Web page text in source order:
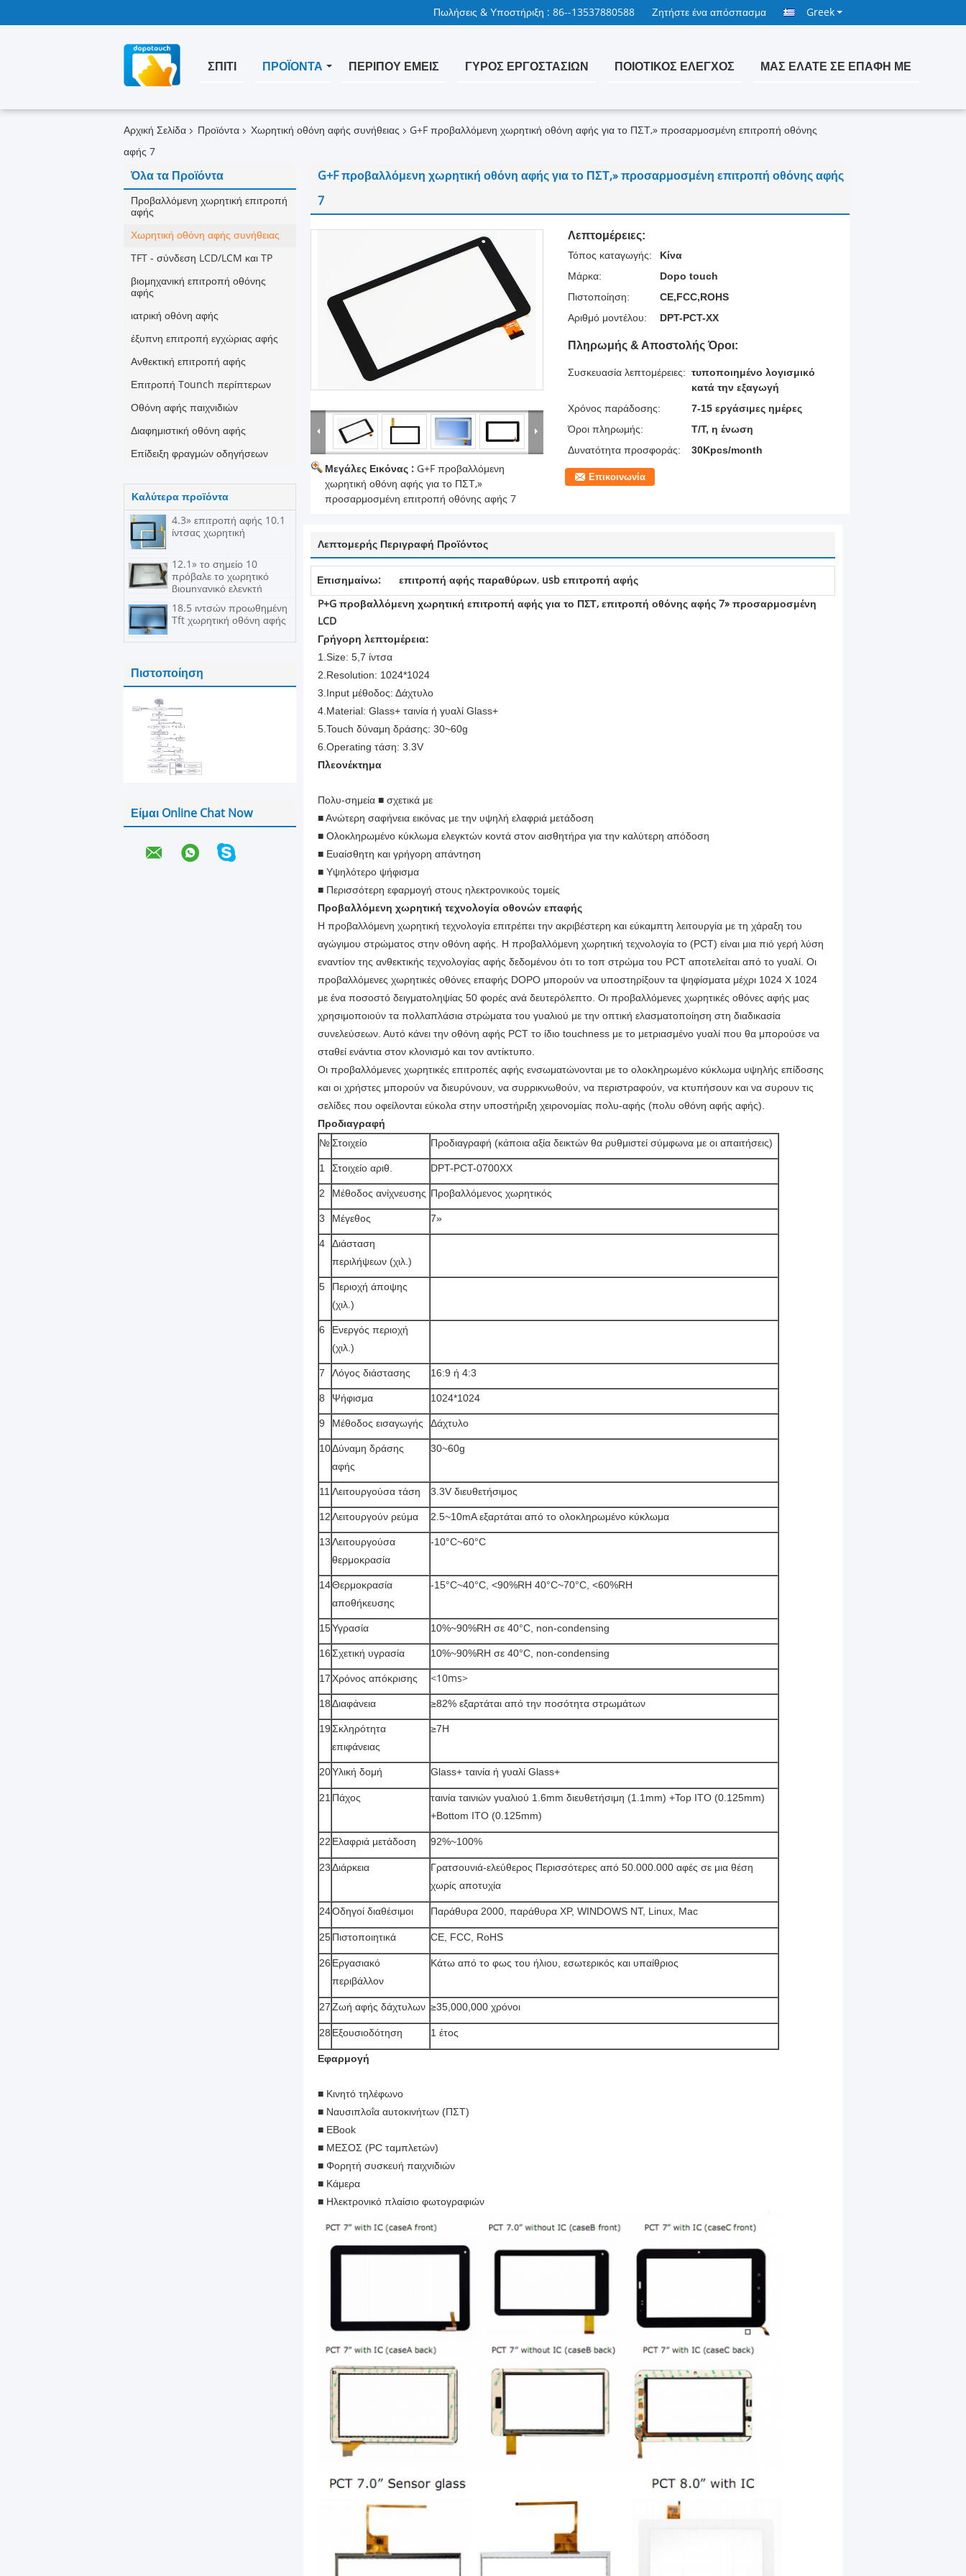
Πωλήσεις & Υποστήριξη : 86--13537880588 Ζητήστε ένα απόσπασμα Greek
ΣΠΊΤΙ ΠΡΟΪΌΝΤΑ ΠΕΡΊΠΟΥ ΕΜΕΊΣ ΓΎΡΟΣ ΕΡΓΟΣΤΑΣΊΩΝ ΠΟΙΟΤΙΚΌΣ ΈΛΕΓΧΟΣ ΜΑΣ ΕΛΆΤΕ ΣΕ ΕΠΑΦΉ ΜΕ
Αρχική Σελίδα Προϊόντα Χωρητική οθόνη αφής συνήθειας
G+F προβαλλόμενη χωρητική οθόνη αφής για το ΠΣΤ,» προσαρμοσμένη επιτροπή οθόνης
αφής 7
Όλα τα Προϊόντα
Προβαλλόμενη χωρητική επιτροπή
αφής
Χωρητική οθόνη αφής συνήθειας
TFT - σύνδεση LCD/LCM και TP
βιομηχανική επιτροπή οθόνης
αφής
ιατρική οθόνη αφής
έξυπνη επιτροπή εγχώριας αφής
Ανθεκτική επιτροπή αφής
Επιτροπή Tounch περίπτερων
Οθόνη αφής παιχνιδιών
Διαφημιστική οθόνη αφής
Επίδειξη φραγμών οδηγήσεων
Καλύτερα προϊόντα
4.3» επιτροπή αφής 10.1
ίντσας χωρητική
12.1» το σημείο 10
πρόβαλε το χωρητικό
βιομηχανικό ελεγκτή
αφής
18.5 ιντσών προωθημένη
Tft χωρητική οθόνη αφής
Πιστοποίηση
Είμαι Online Chat Now
G+F προβαλλόμενη χωρητική οθόνη αφής για το ΠΣΤ,» προσαρμοσμένη επιτροπή οθόνης αφής
7
Μεγάλες Εικόνας : G+F προβαλλόμενη
χωρητική οθόνη αφής για το ΠΣΤ,»
προσαρμοσμένη επιτροπή οθόνης αφής 7
Λεπτομέρειες:
Τόπος καταγωγής:
Κίνα
Μάρκα:
Dopo touch
Πιστοποίηση:
CE,FCC,ROHS
Αριθμό μοντέλου:
DPT-PCT-ΧΧ
Πληρωμής & Αποστολής Όροι:
Συσκευασία λεπτομέρειες: τυποποιημένο λογισμικό
κατά την εξαγωγή
Χρόνος παράδοσης:
7-15 εργάσιμες ημέρες
Όροι πληρωμής:
T/T, η ένωση
Δυνατότητα προσφοράς:
30Kpcs/month
Επικοινωνία
Λεπτομερής Περιγραφή Προϊόντος
Επισημαίνω: επιτροπή αφής παραθύρων, usb επιτροπή αφής
P+G προβαλλόμενη χωρητική επιτροπή αφής για το ΠΣΤ, επιτροπή οθόνης αφής 7» προσαρμοσμένη
LCD
Γρήγορη λεπτομέρεια:
1.Size: 5,7 ίντσα
2.Resolution: 1024*1024
3.Input μέθοδος: Δάχτυλο
4.Material: Glass+ ταινία ή γυαλί Glass+
5.Touch δύναμη δράσης: 30~60g
6.Operating τάση: 3.3V
Πλεονέκτημα
Πολυ-σημεία ■ σχετικά με
■ Ανώτερη σαφήνεια εικόνας με την υψηλή ελαφριά μετάδοση
■ Ολοκληρωμένο κύκλωμα ελεγκτών κοντά στον αισθητήρα για την καλύτερη απόδοση
■ Ευαίσθητη και γρήγορη απάντηση
■ Υψηλότερο ψήφισμα
■ Περισσότερη εφαρμογή στους ηλεκτρονικούς τομείς
Προβαλλόμενη χωρητική τεχνολογία οθονών επαφής
Η προβαλλόμενη χωρητική τεχνολογία επιτρέπει την ακριβέστερη και εύκαμπτη λειτουργία με τη χάραξη του
αγώγιμου στρώματος στην οθόνη αφής. Η προβαλλόμενη χωρητική τεχνολογία το (PCT) είναι μια πιό γερή λύση
εναντίον της ανθεκτικής τεχνολογίας αφής δεδομένου ότι το τοπ στρώμα του PCT αποτελείται από το γυαλί. Οι
προβαλλόμενες χωρητικές οθόνες επαφής DOPO μπορούν να υποστηρίξουν τα ψηφίσματα μέχρι 1024 X 1024
με ένα ποσοστό δειγματοληψίας 50 φορές ανά δευτερόλεπτο. Οι προβαλλόμενες χωρητικές οθόνες αφής μας
χρησιμοποιούν τα πολλαπλάσια στρώματα του γυαλιού με την οπτική ελασματοποίηση στη διαδικασία
συνελεύσεων. Αυτό κάνει την οθόνη αφής PCT το ίδιο touchness με το μετριασμένο γυαλί που θα μπορούσε να
σταθεί ενάντια στον κλονισμό και τον αντίκτυπο.
Οι προβαλλόμενες χωρητικές επιτροπές αφής ενσωματώνονται με το ολοκληρωμένο κύκλωμα υψηλής επίδοσης
και οι χρήστες μπορούν να διευρύνουν, να συρρικνωθούν, να περιστραφούν, να κτυπήσουν και να συρουν τις
σελίδες που οφείλονται εύκολα στην υποστήριξη χειρονομίας πολυ-αφής (πολυ οθόνη αφής αφής).
Προδιαγραφή
№Στοιχείο Προδιαγραφή (κάποια αξία δεικτών θα ρυθμιστεί σύμφωνα με οι απαιτήσεις)
1 Στοιχείο αριθ. DPT-PCT-0700XX
2 Μέθοδος ανίχνευσης Προβαλλόμενος χωρητικός
3 Μέγεθος 7»
4
Διάσταση
περιλήψεων (χιλ.)
5
Περιοχή άποψης
(χιλ.)
6
Ενεργός περιοχή
(χιλ.)
7 Λόγος διάστασης 16:9 ή 4:3
8 Ψήφισμα 1024*1024
9 Μέθοδος εισαγωγής Δάχτυλο
10Δύναμη δράσης
αφής
30~60g
11 Λειτουργούσα τάση 3.3V διευθετήσιμος
12Λειτουργούν ρεύμα 2.5~10mA εξαρτάται από το ολοκληρωμένο κύκλωμα
13Λειτουργούσα
θερμοκρασία
-10°C~60°C
14Θερμοκρασία
αποθήκευσης
-15°C~40°C, <90%RH 40°C~70°C, <60%RH
15Υγρασία 10%~90%RH σε 40°C, non-condensing
16Σχετική υγρασία 10%~90%RH σε 40°C, non-condensing
17Χρόνος απόκρισης <10ms>
18Διαφάνεια ≥82% εξαρτάται από την ποσότητα στρωμάτων
19Σκληρότητα
επιφάνειας
≥7H
20Υλική δομή Glass+ ταινία ή γυαλί Glass+
21 Πάχος
ταινία ταινιών γυαλιού 1.6mm διευθετήσιμη (1.1mm) +Top ITO (0.125mm)
+Bottom ITO (0.125mm)
22 Ελαφριά μετάδοση 92%~100%
23Διάρκεια
Γρατσουνιά-ελεύθερος Περισσότερες από 50.000.000 αφές σε μια θέση
χωρίς αποτυχία
24Οδηγοί διαθέσιμοι Παράθυρα 2000, παράθυρα XP, WINDOWS NT, Linux, Mac
25Πιστοποιητικά CE, FCC, RoHS
26 Εργασιακό
περιβάλλον
Κάτω από το φως του ήλιου, εσωτερικός και υπαίθριος
27Ζωή αφής δάχτυλων ≥35,000,000 χρόνοι
28 Εξουσιοδότηση 1 έτος
Εφαρμογή
■ Κινητό τηλέφωνο
■ Ναυσιπλοΐα αυτοκινήτων (ΠΣΤ)
■ EBook
■ ΜΕΣΟΣ (PC ταμπλετών)
■ Φορητή συσκευή παιχνιδιών
■ Κάμερα
■ Ηλεκτρονικό πλαίσιο φωτογραφιών